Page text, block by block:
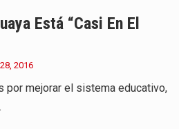
Está “casi En El
2016
por mejorar el sistema educativo,